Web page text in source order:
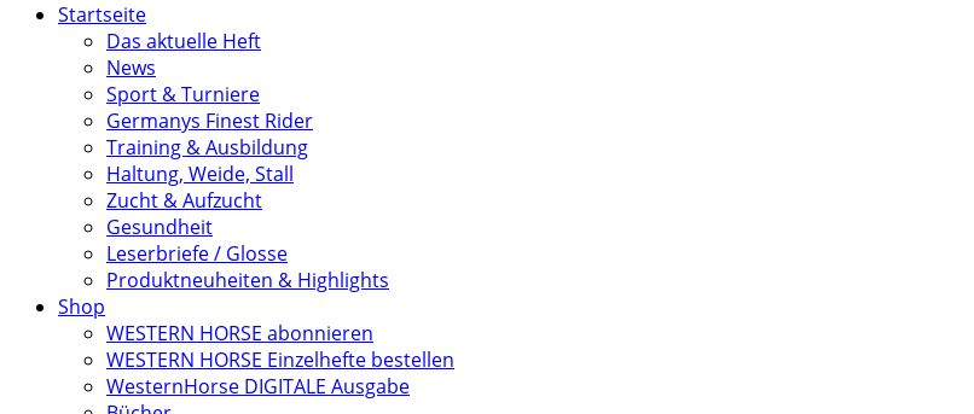
Startseite
Das aktuelle Heft
News
Sport & Turniere
Germanys Finest Rider
Training & Ausbildung
Haltung, Weide, Stall
Zucht & Aufzucht
Gesundheit
Leserbriefe / Glosse
Produktneuheiten & Highlights
Shop
WESTERN HORSE abonnieren
WESTERN HORSE Einzelhefte bestellen
WesternHorse DIGITALE Ausgabe